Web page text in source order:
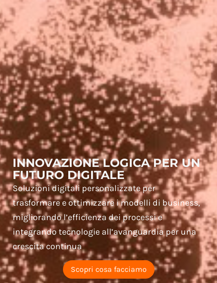
INNOVAZIONE LOGICA PER UN
FUTURO DIGITALE
Soluzioni digitali personalizzate per
trasformare e ottimizzare i modelli di business,
migliorando l’efficienza dei processi e
integrando tecnologie all’avanguardia per una
crescita continua
Scopri cosa facciamo